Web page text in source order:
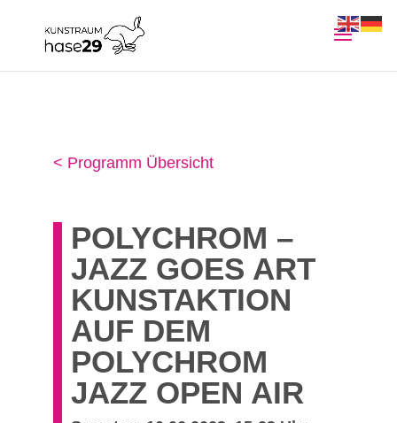
< Programm Übersicht
POLYCHROM –
JAZZ GOES ART
KUNSTAKTION
AUF DEM
POLYCHROM
JAZZ OPEN AIR